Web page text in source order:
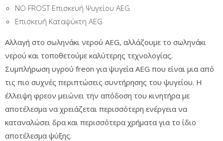
NO FROST Επισκευή Ψυγείου AEG
Επισκευή Καταψύκτη AEG
Αλλαγή στο σωληνάκι νερού AEG, αλλάζουμε το σωληνάκι
νερού και τοποθετούμε καλύτερης τεχνολογίας.
Συμπλήρωση υγρού freon για ψυγεία AEG που είναι μια από
τις πιο συχνές περιπτώσεις συντήρησης του ψυγείου. Η
έλλειψη φρεον μειώνει την απόδοση του κινητήρα με
αποτέλεσμα να χρειάζεται περισσότερη ενέργεια να
καταναλώσει δρα και περισσότερα χρήματα για το ίδιο
αποτέλεσμα ψύξης.